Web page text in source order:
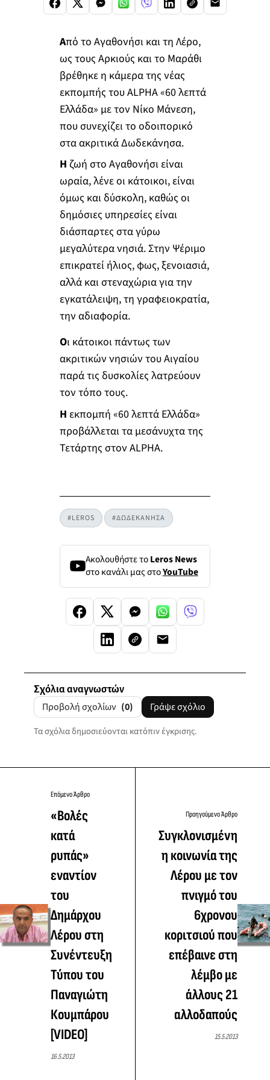
Από το Αγαθονήσι και τη Λέρο,
ως τους Αρκιούς και το Μαράθι
βρέθηκε η κάμερα της νέας
εκπομπής του ALPHA «60 λεπτά
Ελλάδα» με τον Νίκο Μάνεση,
που συνεχίζει το οδοιπορικό
στα ακριτικά Δωδεκάνησα.
Η ζωή στο Αγαθονήσι είναι
ωραία, λένε οι κάτοικοι, είναι
όμως και δύσκολη, καθώς οι
δημόσιες υπηρεσίες είναι
διάσπαρτες στα γύρω
μεγαλύτερα νησιά. Στην Ψέριμο
επικρατεί ήλιος, φως, ξενοιασιά,
αλλά και στεναχώρια για την
εγκατάλειψη, τη γραφειοκρατία,
την αδιαφορία.
Οι κάτοικοι πάντως των
ακριτικών νησιών του Αιγαίου
παρά τις δυσκολίες λατρεύουν
τον τόπο τους.
Η εκπομπή «60 λεπτά Ελλάδα»
προβάλλεται τα μεσάνυχτα της
Τετάρτης στον ALPHA.
#LEROS #ΔΩΔΕΚΑΝΗΣΑ
Ακολουθήστε τοLeros News
στο κανάλι μας στοYouTube
Σχόλια αναγνωστών
Προβολή σχολίων (0) Γράψε σχόλιο
Τα σχόλια δημοσιεύονται κατόπιν έγκρισης.
Επόμενο Άρθρο
«Βολές
κατά
ρυπάς»
εναντίον
του
Δημάρχου
Λέρου στη
Συνέντευξη
Τύπου του
Παναγιώτη
Κουμπάρου
[VIDEO]
16.5.2013
Προηγούμενο Άρθρο
Συγκλονισμένη
η κοινωνία της
Λέρου με τον
πνιγμό του
6χρονου
κοριτσιού που
επέβαινε στη
λέμβο με
άλλους 21
αλλοδαπούς
15.5.2013